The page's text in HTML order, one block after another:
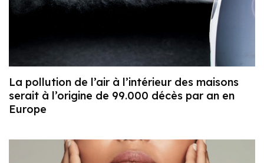
La pollution de l’air à l’intérieur des maisons
serait à l’origine de 99.000 décès par an en
Europe